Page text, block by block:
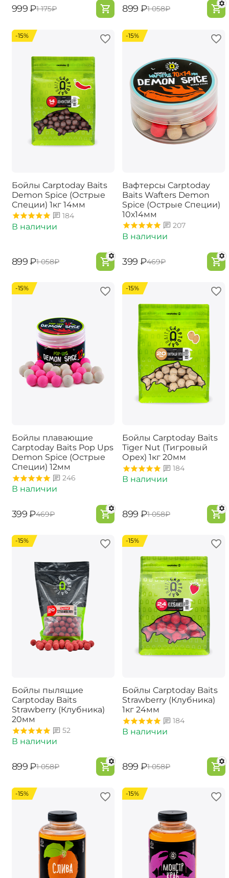
‍999‍ ₽‍1 175‍₽ ‍899‍ ₽‍1 058‍₽
-15%
Бойлы Carptoday Baits
Demon Spice (Острые
Специи) 1кг 14мм
184
В наличии
‍899‍ ₽‍1 058‍₽
-15%
Вафтерсы Carptoday
Baits Wafters Demon
Spice (Острые Специи)
10х14мм
207
В наличии
‍399‍ ₽‍469‍₽
-15%
Бойлы плавающие
Carptoday Baits Pop Ups
Demon Spice (Острые
Специи) 12мм
246
В наличии
‍399‍ ₽‍469‍₽
-15%
Бойлы Carptoday Baits
Tiger Nut (Тигровый
Орех) 1кг 20мм
184
В наличии
‍899‍ ₽‍1 058‍₽
-15%
Бойлы пылящие
Carptoday Baits
Strawberry (Клубника)
20мм
52
В наличии
‍899‍ ₽‍1 058‍₽
-15%
Бойлы Carptoday Baits
Strawberry (Клубника)
1кг 24мм
184
В наличии
‍899‍ ₽‍1 058‍₽
-15% -15%